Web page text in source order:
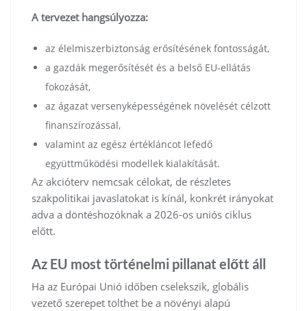
A tervezet hangsúlyozza:
az élelmiszerbiztonság erősítésének fontosságát,
a gazdák megerősítését és a belső EU-ellátás
fokozását,
az ágazat versenyképességének növelését célzott
finanszírozással,
valamint az egész értékláncot lefedő
együttműködési modellek kialakítását.
Az akcióterv nemcsak célokat, de részletes
szakpolitikai javaslatokat is kínál, konkrét irányokat
adva a döntéshozóknak a 2026-os uniós ciklus
előtt.
Az EU most történelmi pillanat előtt áll
Ha az Európai Unió időben cselekszik, globális
vezető szerepet tölthet be a növényi alapú